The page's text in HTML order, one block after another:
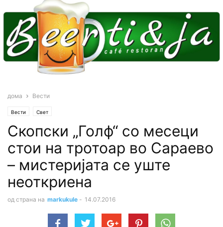
дома Вести
Вести Свет
Скопски „Голф“ со месеци
стои на тротоар во Сараево
– мистеријата се уште
неоткриена
од страна на markukule - 14.07.2016